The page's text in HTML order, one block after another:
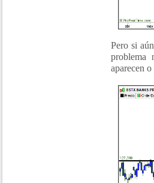
Pero si
problema
aparecen